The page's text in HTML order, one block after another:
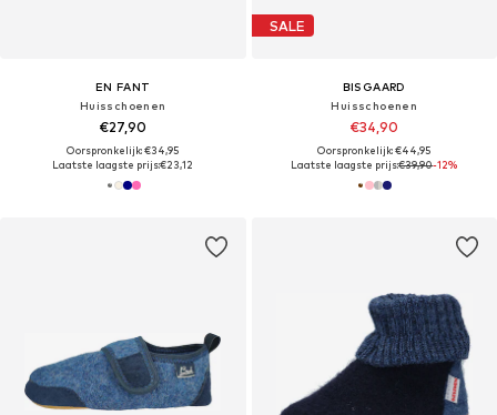
EN FANT
Huisschoenen
€27,90
Oorspronkelijk: €34,95
Laatste laagste prijs:€23,12
SALE
BISGAARD
Huisschoenen
€34,90
Oorspronkelijk: €44,95
Laatste laagste prijs:€39,90-12%